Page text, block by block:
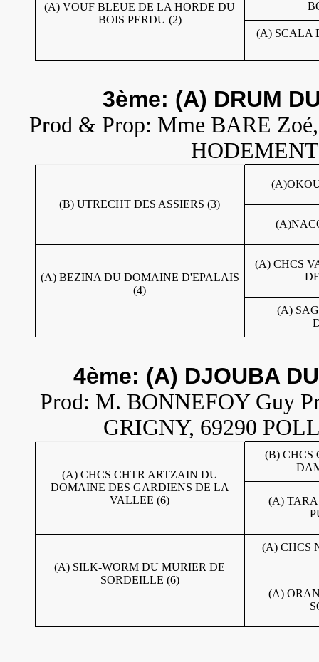
(A) VOUF BLEUE DE LA HORDE DU
BOIS PERDU (2)
(A) SCALA
3ème: (A) DRUM
Prod & Prop: Mme BARE
(B) UTRECHT DES ASSIERS (3)
(A) BEZINA DU DOMAINE D'EPALAIS
(4)
(A) CHCS
(A)
4ème: (A) DJOUBA
Prod: M. BONNEFOY Guy
GRIGNY, 69290
(A) CHCS CHTR ARTZAIN DU
DOMAINE DES GARDIENS DE LA
VALLEE (6)
(B) CHCS
(A)
(A) SILK-WORM DU MURIER DE
SORDEILLE (6)
(A) CHCS
(A)